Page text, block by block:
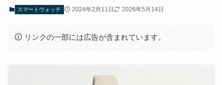
スマートウォッチ 2024年2月11日 2026年5月14日
リンクの一部には広告が含まれています。